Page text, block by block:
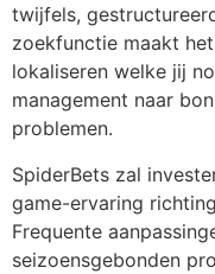
giriş
twijfels,
zoekfunctie maakt
lokaliseren welke jij
management naar
problemen.
SpiderBets zal
game-ervaring
Frequente
seizoensgebonden